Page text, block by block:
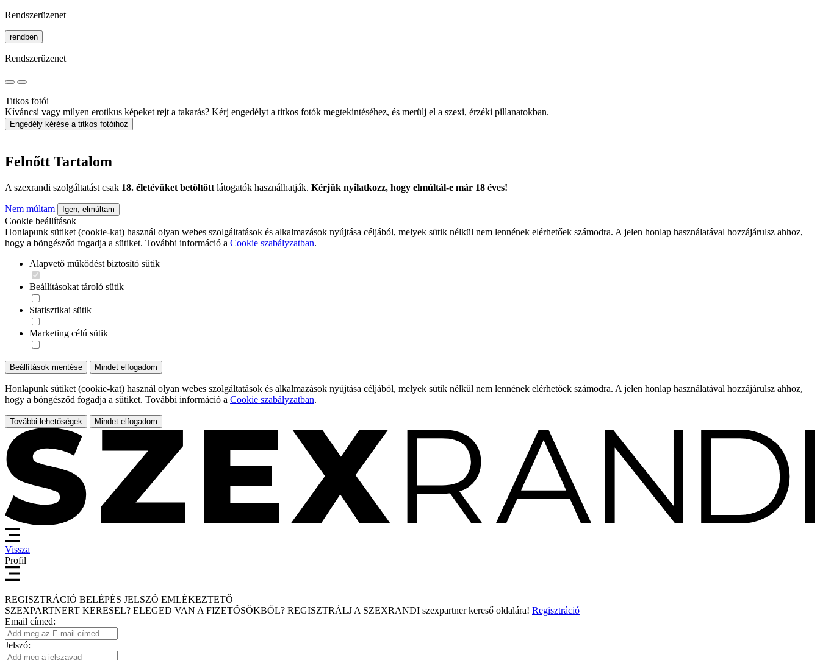
Rendszerüzenet
rendben
Rendszerüzenet
Titkos fotói
Kíváncsi vagy milyen erotikus képeket rejt a takarás? Kérj engedélyt a titkos fotók megtekintéséhez, és merülj el a szexi, érzéki pillanatokban.
Engedély kérése a titkos fotóihoz
Felnőtt Tartalom
A szexrandi szolgáltatást csak 18. életévüket betöltött látogatók használhatják. Kérjük nyilatkozz, hogy elmúltál-e már 18 éves!
Nem múltam Igen, elmúltam
Cookie beállítások
Honlapunk sütiket (cookie-kat) használ olyan webes szolgáltatások és alkalmazások nyújtása céljából, melyek sütik nélkül nem lennének elérhetőek számodra. A jelen honlap használatával hozzájárulsz ahhoz,
hogy a böngésződ fogadja a sütiket. További információ a Cookie szabályzatban.
Alapvető működést biztosító sütik
Beállításokat tároló sütik
Statisztikai sütik
Marketing célú sütik
Beállítások mentése Mindet elfogadom
Honlapunk sütiket (cookie-kat) használ olyan webes szolgáltatások és alkalmazások nyújtása céljából, melyek sütik nélkül nem lennének elérhetőek számodra. A jelen honlap használatával hozzájárulsz ahhoz,
hogy a böngésződ fogadja a sütiket. További információ a Cookie szabályzatban.
További lehetőségek Mindet elfogadom
Vissza
Profil
REGISZTRÁCIÓ BELÉPÉS JELSZÓ EMLÉKEZTETŐ
SZEXPARTNERT KERESEL? ELEGED VAN A FIZETŐSÖKBŐL? REGISZTRÁLJ A SZEXRANDI szexpartner kereső oldalára! Regisztráció
Email címed:
Jelszó: